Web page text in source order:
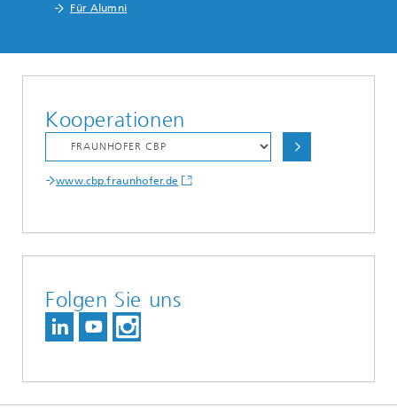
Für Alumni
Kooperationen
www.cbp.fraunhofer.de
Folgen Sie uns